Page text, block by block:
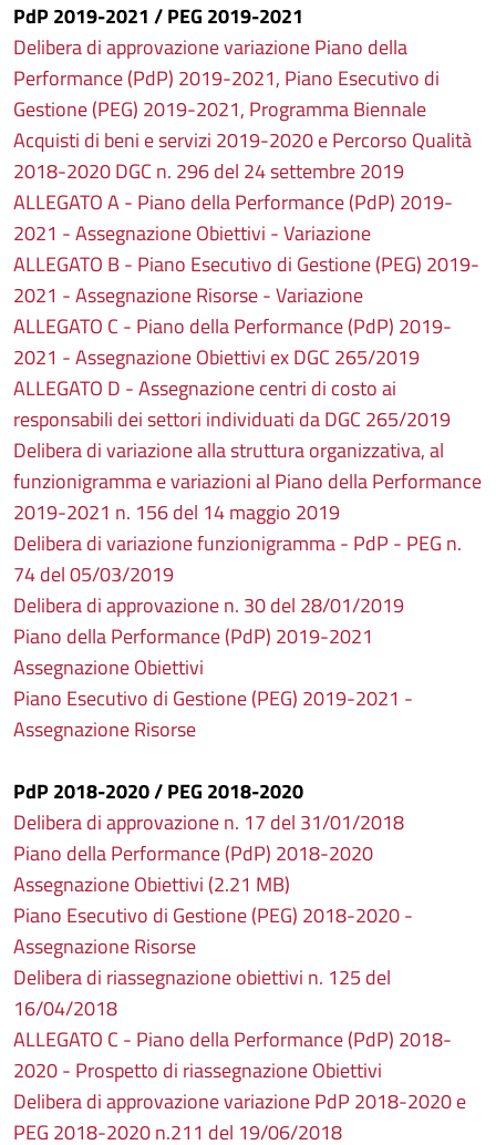
PdP 2019-2021 / PEG 2019-2021
Delibera di approvazione variazione Piano della
Performance (PdP) 2019-2021, Piano Esecutivo di
Gestione (PEG) 2019-2021, Programma Biennale
Acquisti di beni e servizi 2019-2020 e Percorso Qualità
2018-2020 DGC n. 296 del 24 settembre 2019
ALLEGATO A - Piano della Performance (PdP) 2019-
2021 - Assegnazione Obiettivi - Variazione
ALLEGATO B - Piano Esecutivo di Gestione (PEG) 2019-
2021 - Assegnazione Risorse - Variazione
ALLEGATO C - Piano della Performance (PdP) 2019-
2021 - Assegnazione Obiettivi ex DGC 265/2019
ALLEGATO D - Assegnazione centri di costo ai
responsabili dei settori individuati da DGC 265/2019
Delibera di variazione alla struttura organizzativa, al
funzionigramma e variazioni al Piano della Performance
2019-2021 n. 156 del 14 maggio 2019
Delibera di variazione funzionigramma - PdP - PEG n.
74 del 05/03/2019
Delibera di approvazione n. 30 del 28/01/2019
Piano della Performance (PdP) 2019-2021
Assegnazione Obiettivi
Piano Esecutivo di Gestione (PEG) 2019-2021 -
Assegnazione Risorse
PdP 2018-2020 / PEG 2018-2020
Delibera di approvazione n. 17 del 31/01/2018
Piano della Performance (PdP) 2018-2020
Assegnazione Obiettivi (2.21 MB)
Piano Esecutivo di Gestione (PEG) 2018-2020 -
Assegnazione Risorse
Delibera di riassegnazione obiettivi n. 125 del
16/04/2018
ALLEGATO C - Piano della Performance (PdP) 2018-
2020 - Prospetto di riassegnazione Obiettivi
Delibera di approvazione variazione PdP 2018-2020 e
PEG 2018-2020 n.211 del 19/06/2018